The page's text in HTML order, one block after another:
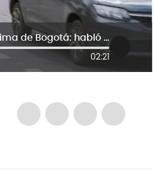
Por esto pueden multarlo al transitar por Carrera Séptima de Bogotá: habló secretaria de Movilidad
02:21